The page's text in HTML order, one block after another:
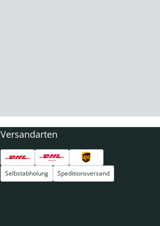
Versandarten
Selbstabholung Speditionsversand